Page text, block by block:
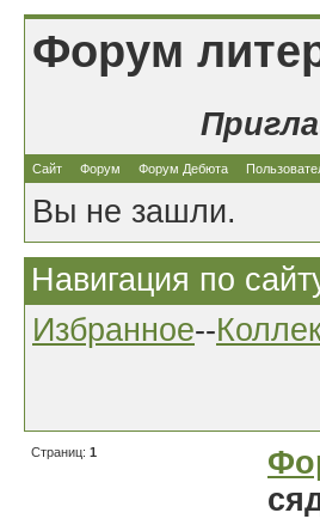
Форум
Сайт Форум Форум Дебюта
Вы не зашли.
Навигация по
Избранное--
Страниц: 1